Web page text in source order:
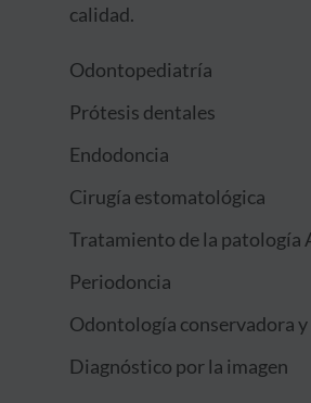
calidad.
Odontopediatría
Prótesis dentales
Endodoncia
Cirugía estomatológica
Tratamiento de la patología
Periodoncia
Odontología conservadora
Diagnóstico por la imagen